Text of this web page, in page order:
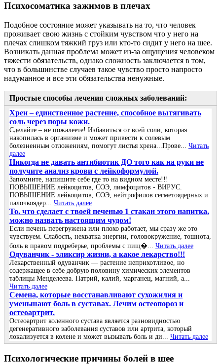
Психосоматика зажимов в плечах
Подобное состояние может указывать на то, что человек
проживает свою жизнь с стойким чувством что у него на
плечах слишком тяжкий груз или кто-то сидит у него на шее.
Возникать данная проблема может из-за ощущения человеком
тяжести обязательств, однако сложность заключается в том,
что в большинстве случаев такое чувство просто напросто
надуманное и все эти обязательства ненужные.
Простые способы лечения сложных заболеваний:
Хрен – единственное растение, способное вытягивать
соль через поры кожи.
Сделайте – не пожалеете! Избавиться от всей соли, которая
накопилась в организме и может привести к солевым
болезненным отложениям, помогут листья хрена...Прове... Читать
далее
Никогда не давать антибиотик ДО того как на руки не
получите анализ крови с лейкоформулой.
Запомните, напишите себе где то на видном месте!!!
ПОВЫШЕНИЕ лейкоцитов, СОЭ, лимфоцитов - ВИРУС.
ПОВЫШЕНИЕ лейкоцитов, СОЭ, нейтрофилов сегметоядерных и
палочкоядер... Читать далее
То, что сделает с твоей печенью 1 стакан этого напитка,
можно назвать настоящим чудом!
Если печень перегружена или плохо работает, мы сразу же это
чувствуем. Слабость, нехватка энергии, головокружение, тошнота,
боль в правом подреберье, проблемы с пищ�... Читать далее
Одуванчик - эликсир жизни, а какое лекарство!!!
Лекарственный одуванчик — растение неприхотливое, но
содержащее в себе добрую половину химических элементов
таблицы Менделеева. Натрий, калий, марганец, магний, а...
Читать далее
Семена, которые восстанавливают сухожилия и
уменьшают боль в суставах. Лечим остеопороз и
остеоартрит.
Остеоартрит коленного сустава является разновидностью
дегенеративного заболевания суставов или артрита, который
локализуется в колене и может вызывать боль и ди... Читать далее
Психологические причины болей в шее